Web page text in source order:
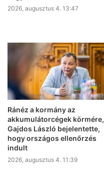
2026, augusztus 4. 13:47
Ránéz a kormány az
akkumulátorcégek körmére,
Gajdos László bejelentette,
hogy országos ellenőrzés
indult
2026, augusztus 4. 11:39